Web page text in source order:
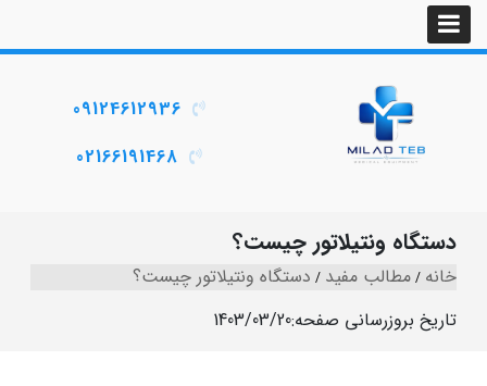
09124612936
02166191468
دستگاه ونتیلاتور چیست؟
خانه مطالب مفید دستگاه ونتیلاتور چیست؟
تاریخ بروزرسانی صفحه:1403/03/20